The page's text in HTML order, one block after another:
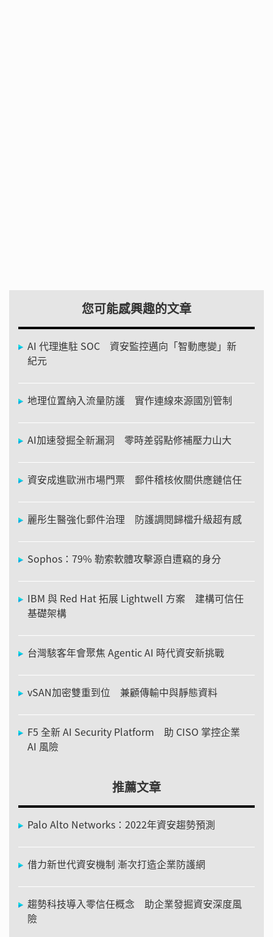
您可能感興趣的文章
AI 代理進駐 SOC 資安監控邁向「智動應變」新
紀元
地理位置納入流量防護 實作連線來源國別管制
AI加速發掘全新漏洞 零時差弱點修補壓力山大
資安成進歐洲市場門票 郵件稽核攸關供應鏈信任
麗彤生醫強化郵件治理 防護調閱歸檔升級超有感
Sophos：79% 勒索軟體攻擊源自遭竊的身分
IBM 與 Red Hat 拓展 Lightwell 方案 建構可信任
基礎架構
台灣駭客年會聚焦 Agentic AI 時代資安新挑戰
vSAN加密雙重到位 兼顧傳輸中與靜態資料
F5 全新 AI Security Platform 助 CISO 掌控企業
AI 風險
推薦文章
Palo Alto Networks：2022年資安趨勢預測
借力新世代資安機制 漸次打造企業防護網
趨勢科技導入零信任概念 助企業發掘資安深度風
險